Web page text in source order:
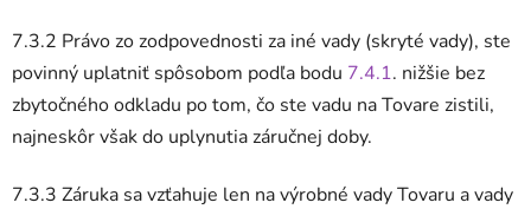
7.3.2 Právo zo zodpovednosti za iné vady (skryté vady), ste
povinný uplatniť spôsobom podľa bodu 7.4.1. nižšie bez
zbytočného odkladu po tom, čo ste vadu na Tovare zistili,
najneskôr však do uplynutia záručnej doby.
7.3.3 Záruka sa vzťahuje len na výrobné vady Tovaru a vady